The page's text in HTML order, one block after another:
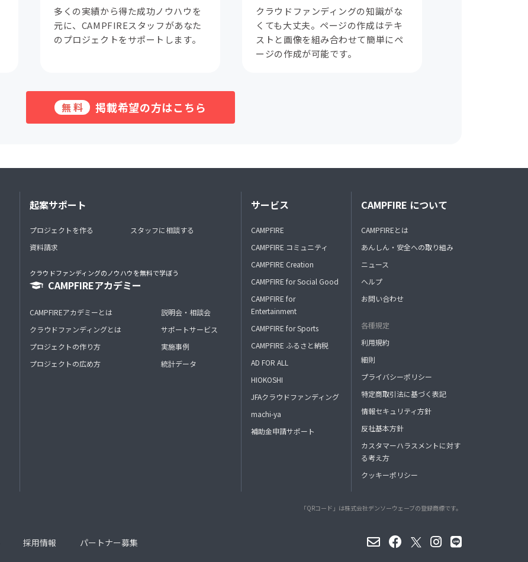
多くの実績から得た成功ノウハウを
元に、CAMPFIREスタッフがあなた
のプロジェクトをサポートします。
クラウドファンディングの知識がな
くても大丈夫。ページの作成はテキ
ストと画像を組み合わせて簡単にペ
ージの作成が可能です。
無料 掲載希望の方はこちら
起案サポート
プロジェクトを作る
資料請求
スタッフに相談する
クラウドファンディングのノウハウを無料で学ぼう
CAMPFIREアカデミー
CAMPFIREアカデミーとは
クラウドファンディングとは
プロジェクトの作り方
プロジェクトの広め方
説明会・相談会
サポートサービス
実施事例
統計データ
サービス
CAMPFIRE
CAMPFIRE コミュニティ
CAMPFIRE Creation
CAMPFIRE for Social Good
CAMPFIRE for
Entertainment
CAMPFIRE for Sports
CAMPFIRE ふるさと納税
AD FOR ALL
HIOKOSHI
JFAクラウドファンディング
machi-ya
補助金申請サポート
CAMPFIRE について
CAMPFIREとは
あんしん・安全への取り組み
ニュース
ヘルプ
お問い合わせ
各種規定
利用規約
細則
プライバシーポリシー
特定商取引法に基づく表記
情報セキュリティ方針
反社基本方針
カスタマーハラスメントに対す
る考え方
クッキーポリシー
「QRコード」は株式会社デンソーウェーブの登録商標です。
採用情報 パートナー募集